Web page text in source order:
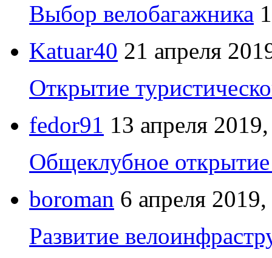
Выбор велобагажника
Katuar40 21 апреля
Открытие
fedor91 13 апреля
Общеклубное открытие
boroman 6 апреля
Развитие